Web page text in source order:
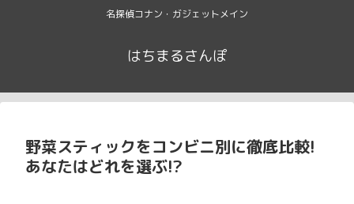
名探偵コナン・ガジェットメイン
はちまるさんぽ
野菜スティックをコンビニ別に徹底比較!
あなたはどれを選ぶ!?